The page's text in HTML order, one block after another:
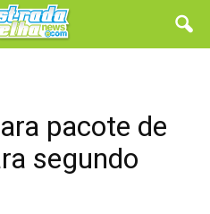
pacote de
segundo